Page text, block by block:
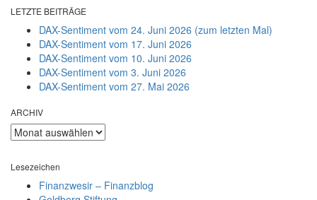
LETZTE BEITRÄGE
DAX-Sentiment vom 24. Juni 2026 (zum letzten Mal)
DAX-Sentiment vom 17. Juni 2026
DAX-Sentiment vom 10. Juni 2026
DAX-Sentiment vom 3. Juni 2026
DAX-Sentiment vom 27. Mai 2026
ARCHIV
ARCHIV
Lesezeichen
Finanzwesir – Finanzblog